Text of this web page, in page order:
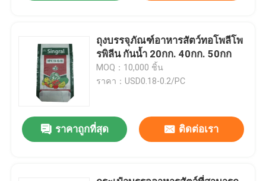
ถุงบรรจุภัณฑ์อาหารสัตว์ทอโพลีโพ
รพิลีน กันน้ำ 20กก. 40กก. 50กก
MOQ：10,000 ชิ้น
ราคา：USD0.18-0.2/PC
ราคาถูกที่สุด ติดต่อเรา